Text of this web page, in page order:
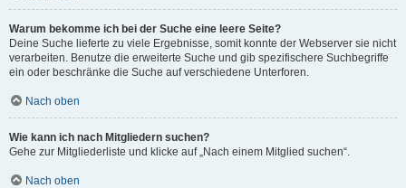
Warum bekomme ich bei der Suche eine leere Seite?
Deine Suche lieferte zu viele Ergebnisse, somit konnte der Webserver sie nicht
verarbeiten. Benutze die erweiterte Suche und gib spezifischere Suchbegriffe
ein oder beschränke die Suche auf verschiedene Unterforen.
Nach oben
Wie kann ich nach Mitgliedern suchen?
Gehe zur Mitgliederliste und klicke auf „Nach einem Mitglied suchen“.
Nach oben